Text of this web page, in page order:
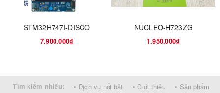
PCB changed 28
Device Core AVR
STM32H747I-DISCO
7.900.000₫
NUCLEO-H723ZG
1.950.000₫
Tìm kiếm nhiều: • Dịch vụ nổi bật • Giới thiệu • Sản phẩm